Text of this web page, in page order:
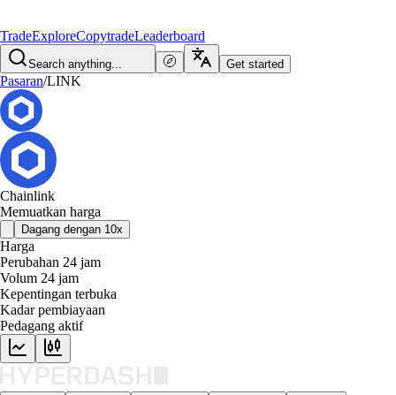
TradeExploreCopytradeLeaderboard
Search anything... Get started
Pasaran/LINK
Chainlink
Memuatkan harga
Dagang dengan 10x
Harga
Perubahan 24 jam
Volum 24 jam
Kepentingan terbuka
Kadar pembiayaan
Pedagang aktif